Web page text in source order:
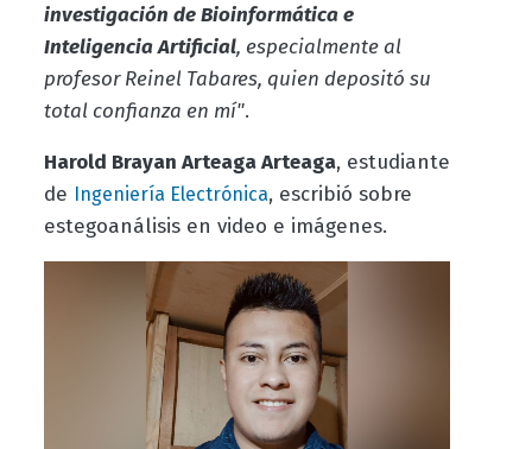
investigación de Bioinformática e
Inteligencia Artificial, especialmente al
profesor Reinel Tabares, quien depositó su
total confianza en mí".
Harold Brayan Arteaga Arteaga, estudiante
de Ingeniería Electrónica, escribió sobre
estegoanálisis en video e imágenes.